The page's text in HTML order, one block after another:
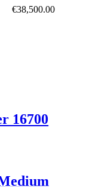
€38,500.00
16700